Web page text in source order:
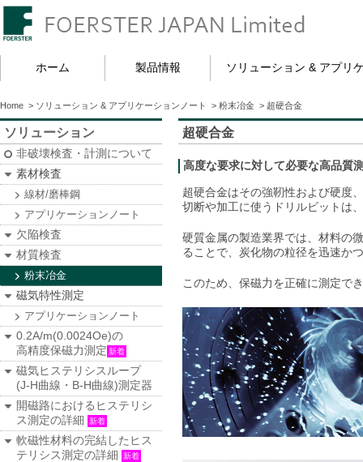
ホーム 製品情報 ソリューション & アプリ
Home > ソリューション & アプリケーションノート > 粉末冶金 > 超硬合金
ソリューション
非破壊検査・計測について
素材検査
線材/磨棒鋼
アプリケーションノート
欠陥検査
材質検査
粉末冶金
磁気特性測定
アプリケーションノート
0.2A/m(0.0024Oe)の
高精度保磁力測定 新着
磁気ヒステリシスループ
(J-H曲線・B-H曲線)測定器
開磁路におけるヒステリシ
ス測定の詳細
新着
軟磁性材料の完結したヒス
テリシス測定の詳細
新着
超硬合金
高度な要求に対して必要な高品質
超硬合金はその強靭性および硬度
切断や加工に使うドリルビットは
硬質金属の製造業界では、材料の
ることで、炭化物の粒径を迅速か
このため、保磁力を正確に測定で